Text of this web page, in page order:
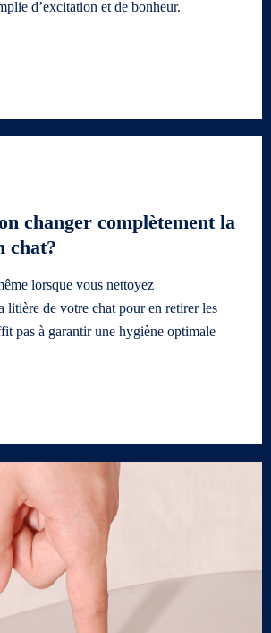
d’excitation et de bonheur.
changer complètement la
chat?
lorsque vous nettoyez
litière de votre chat pour en retirer les
pas à garantir une hygiène optimale